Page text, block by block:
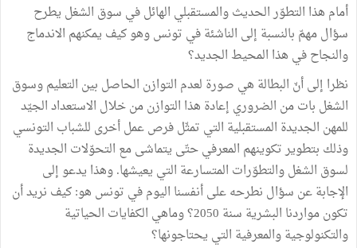
أمام هذا التطوّر الحديث والمستقبلي الهائل في سوق الشغل يطرح
سؤال مهمّ بالنسبة إلى الناشئة في تونس وهو كيف يمكنهم الاندماج
والنجاح في هذا المحيط الجديد؟
نظرا إلى أنّ البطالة هي صورة لعدم التوازن الحاصل بين التعليم وسوق
الشغل بات من الضروري إعادة هذا التوازن من خلال الاستعداد الجيّد
للمهن الجديدة المستقبلية التي تمثّل فرص عمل أخرى للشباب التونسي
وذلك بتطوير تكوينهم المعرفي حتّى يتماشى مع التحوّلات الجديدة
لسوق الشغل والتطوّرات المتسارعة التي يعيشها. وهذا يدعو إلى
الإجابة عن سؤال نطرحه على أنفسنا اليوم في تونس هو: كيف نريد أن
تكون مواردنا البشرية سنة 2050؟ وماهي الكفايات الحياتية
والتكنولوجية والمعرفية التي يحتاجونها؟